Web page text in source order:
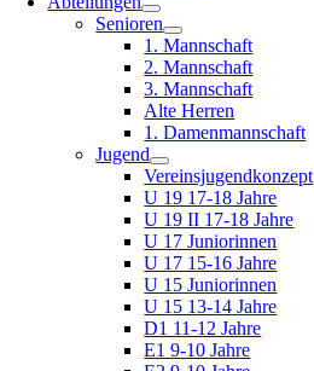
Senioren
1. Mannschaft
2. Mannschaft
3. Mannschaft
Alte Herren
1. Damenmannschaft
Jugend
Vereinsjugendkonzept
U 19 17-18 Jahre
U 19 II 17-18 Jahre
U 17 Juniorinnen
U 17 15-16 Jahre
U 15 Juniorinnen
U 15 13-14 Jahre
D1 11-12 Jahre
E1 9-10 Jahre